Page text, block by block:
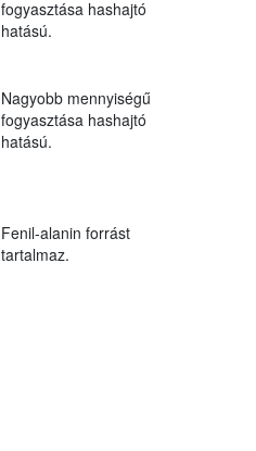
fogyasztása hashajtó
hatású.
Nagyobb mennyiségű
fogyasztása hashajtó
hatású.
Fenil-alanin forrást
tartalmaz.